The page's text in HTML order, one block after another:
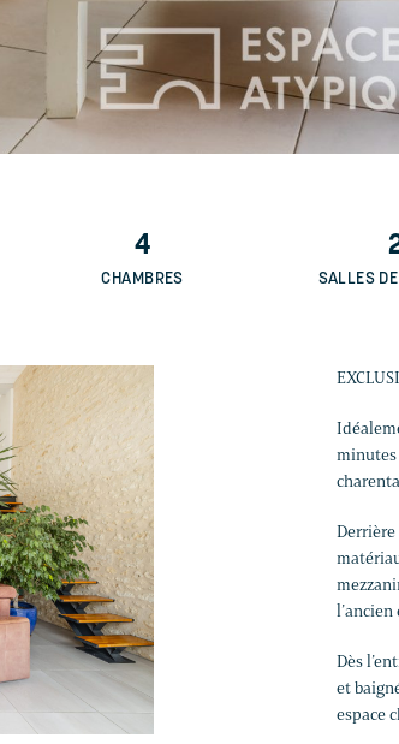
4
CHAMBRES SALLES
minutes
Derrière
Dès
et
espace